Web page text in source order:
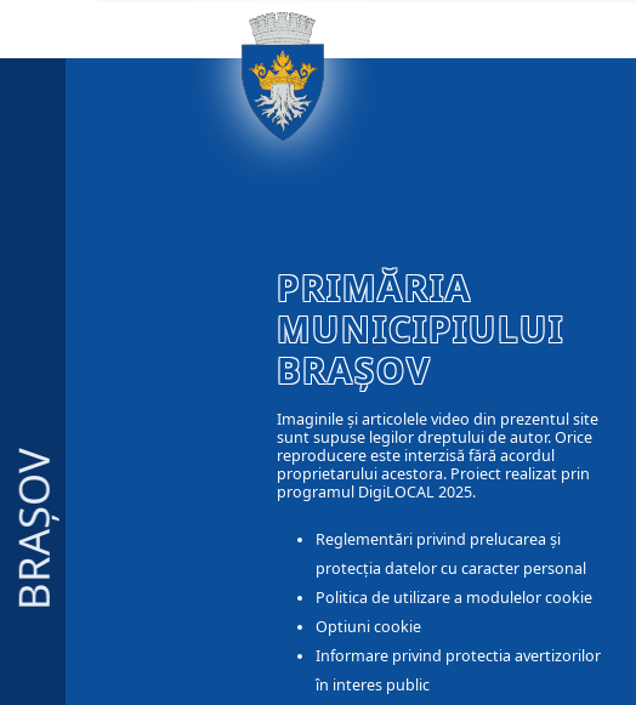
BRAȘOV
PRIMĂRIA
MUNICIPIULUI
BRAȘOV
Imaginile și articolele video din prezentul site
sunt supuse legilor dreptului de autor. Orice
reproducere este interzisă fără acordul
proprietarului acestora. Proiect realizat prin
programul DigiLOCAL 2025.
Reglementări privind prelucarea și
protecția datelor cu caracter personal
Politica de utilizare a modulelor cookie
Optiuni cookie
Informare privind protectia avertizorilor
în interes public